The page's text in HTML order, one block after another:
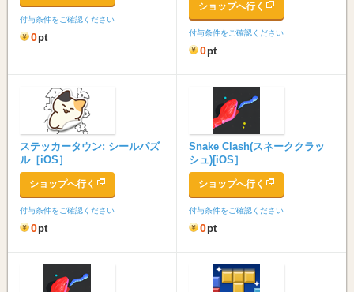
付与条件をご確認ください
0pt
ショップへ行く
付与条件をご確認ください
0pt
ステッカータウン: シールパズ
ル［iOS］
ショップへ行く
付与条件をご確認ください
0pt
Snake Clash(スネーククラッ
シュ)[iOS］
ショップへ行く
付与条件をご確認ください
0pt